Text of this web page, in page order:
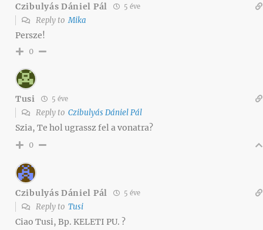
Czibulyás Dániel Pál 5 éve
Reply toMika
Persze!
0
Tusi 5 éve
Reply to Czibulyás Dániel Pál
Szia, Te hol ugrassz fel a vonatra?
0
Czibulyás Dániel Pál 5 éve
Reply to Tusi
Ciao Tusi, Bp. KELETI PU. ?